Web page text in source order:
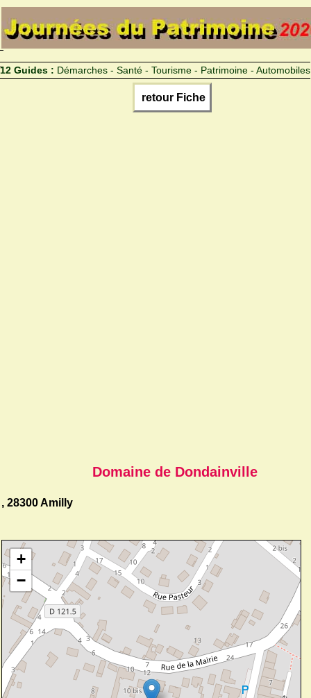
12 Guides : Démarches - Santé - Tourisme - Patrimoine - Automobiles
retour Fiche
Domaine de Dondainville
, 28300 Amilly
+
−